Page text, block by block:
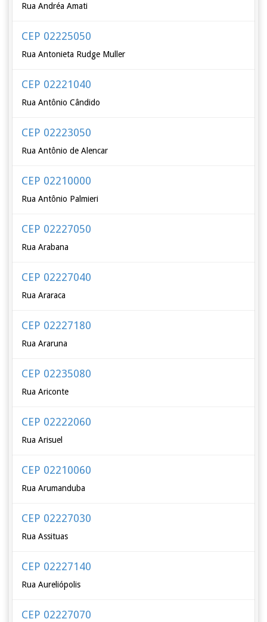
Rua Andréa Amati
CEP 02225050
Rua Antonieta Rudge Muller
CEP 02221040
Rua Antônio Cândido
CEP 02223050
Rua Antônio de Alencar
CEP 02210000
Rua Antônio Palmieri
CEP 02227050
Rua Arabana
CEP 02227040
Rua Araraca
CEP 02227180
Rua Araruna
CEP 02235080
Rua Ariconte
CEP 02222060
Rua Arisuel
CEP 02210060
Rua Arumanduba
CEP 02227030
Rua Assituas
CEP 02227140
Rua Aureliópolis
CEP 02227070